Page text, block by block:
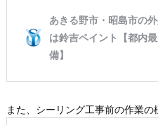
また、シーリング工事前の作業